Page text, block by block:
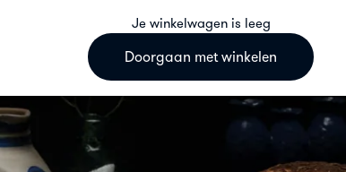
Je winkelwagen is leeg
Doorgaan met winkelen